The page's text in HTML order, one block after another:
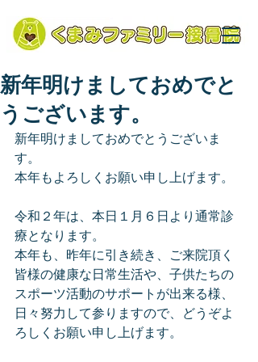
新年明けましておめでと
うございます。
新年明けましておめでとうございま
す。
本年もよろしくお願い申し上げます。
令和２年は、本日１月６日より通常診
療となります。
本年も、昨年に引き続き、ご来院頂く
皆様の健康な日常生活や、子供たちの
スポーツ活動のサポートが出来る様、
日々努力して参りますので、どうぞよ
ろしくお願い申し上げます。